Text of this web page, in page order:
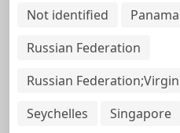
Not identified
Panama
Russian Federation
Russian
Seychelles
Singapore